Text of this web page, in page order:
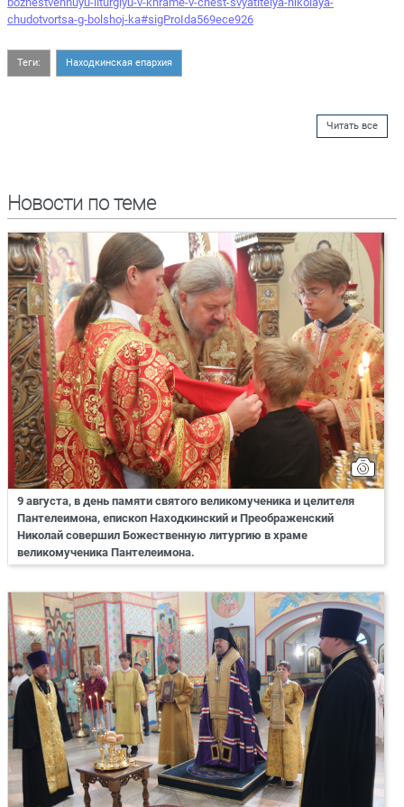
chudotvortsa-g-bolshoj-ka#sigProIda569ece926
Теги: Находкинская епархия
Читать все
Новости по теме
9 августа, в день памяти святого великомученика и целителя
Пантелеимона, епископ Находкинский и Преображенский
Николай совершил Божественную литургию в храме
великомученика Пантелеимона.